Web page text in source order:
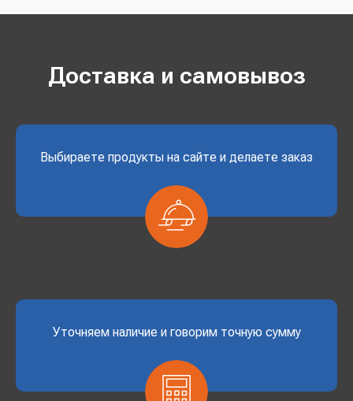
Доставка и самовывоз
Выбираете продукты на сайте и делаете заказ
Уточняем наличие и говорим точную сумму